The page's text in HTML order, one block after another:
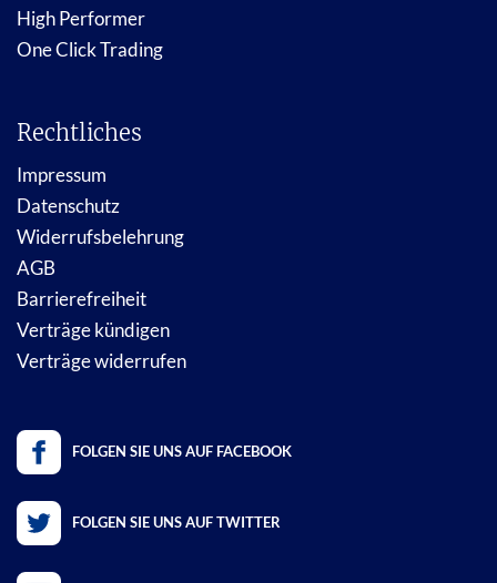
High Performer
One Click Trading
Rechtliches
Impressum
Datenschutz
Widerrufsbelehrung
AGB
Barrierefreiheit
Verträge kündigen
Verträge widerrufen
FOLGEN SIE UNS AUF FACEBOOK
FOLGEN SIE UNS AUF TWITTER